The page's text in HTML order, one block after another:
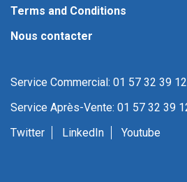
Terms and Conditions
Nous contacter
Service Commercial: 01 57 32 39 12
Service Après-Vente: 01 57 32 39
Twitter
LinkedIn Youtube